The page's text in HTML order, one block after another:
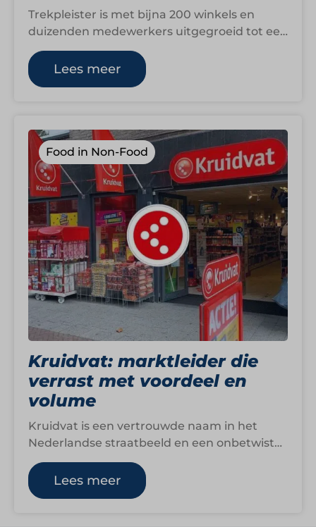
Trekpleister is met bijna 200 winkels en
duizenden medewerkers uitgegroeid tot een
herkenbare speler binnen de Nederlandse
health- en beautymarkt.…
Lees meer
Food in Non-Food
Kruidvat: marktleider die
verrast met voordeel en
volume
Kruidvat is een vertrouwde naam in het
Nederlandse straatbeeld en een onbetwiste
marktleider in health, beauty en
babyproducten. De formule…
Lees meer